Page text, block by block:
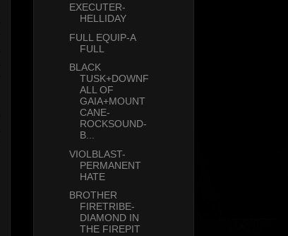
EXECUTER-
HELLIDAY
FULL EQUIP-A
FULL
BLACK
TUSK+DOWNF
ALL OF
GAIA+MOUNT
CANE-
ROCKSOUND-
B...
VIOLBLAST-
PERMANENT
HATE
BROTHER
FIRETRIBE-
DIAMOND IN
THE FIREPIT